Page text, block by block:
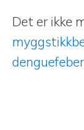
Det er ikke